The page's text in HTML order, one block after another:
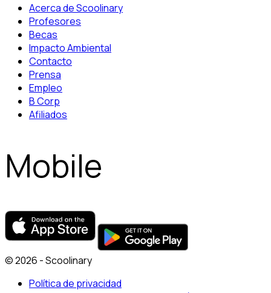
Acerca de Scoolinary
Profesores
Becas
Impacto Ambiental
Contacto
Prensa
Empleo
B Corp
Afiliados
Mobile
© 2026 - Scoolinary
Política de privacidad